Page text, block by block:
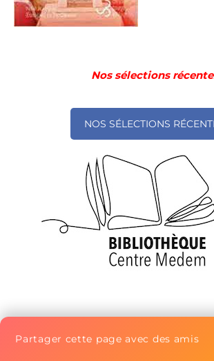
Nos sélections
NOS SÉLECTIONS
Et aussi les plusanciennes
Partager cette page avec des amis